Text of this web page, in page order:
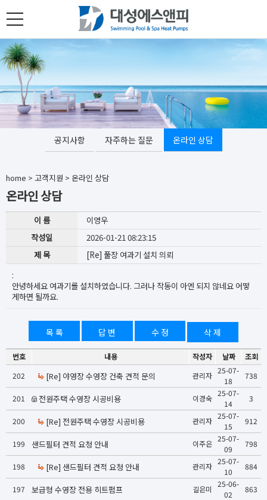
toggle
navigation
공지사항 자주하는 질문 온라인 상담
home > 고객지원 > 온라인 상담
온라인 상담
이 름
이영우
작성일
2026-01-21 08:23:15
제 목
[Re] 풀장 여과기 설치 의뢰
:
안녕하세요 여과기를 설치하였습니다. 그러나 작동이 아엔 되지 않네요 어떻
게하면 될까요.
목 록 답 변 수 정 삭 제
번호 내용 작성자 날짜
조회
202
[Re] 야영장 수영장 건축 견적 문의 관리자
25-07-
18
738
201 전원주택 수영장 시공비용 이경숙
25-07-
14
3
200 [Re] 전원주택 수영장 시공비용 관리자
25-07-
15
912
199 샌드필터 견적 요청 안내 이주은
25-07-
09
798
198 [Re] 샌드필터 견적 요청 안내 관리자
25-07-
10
884
197 보급형 수영장 전용 히트펌프 길은미
25-06-
02
863